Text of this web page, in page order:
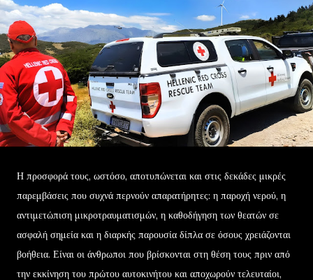
Η προσφορά τους, ωστόσο, αποτυπώνεται και στις δεκάδες μικρές
παρεμβάσεις που συχνά περνούν απαρατήρητες: η παροχή νερού, η
αντιμετώπιση μικροτραυματισμών, η καθοδήγηση των θεατών σε
ασφαλή σημεία και η διαρκής παρουσία δίπλα σε όσους χρειάζονται
βοήθεια. Είναι οι άνθρωποι που βρίσκονται στη θέση τους πριν από
την εκκίνηση του πρώτου αυτοκινήτου και αποχωρούν τελευταίοι,